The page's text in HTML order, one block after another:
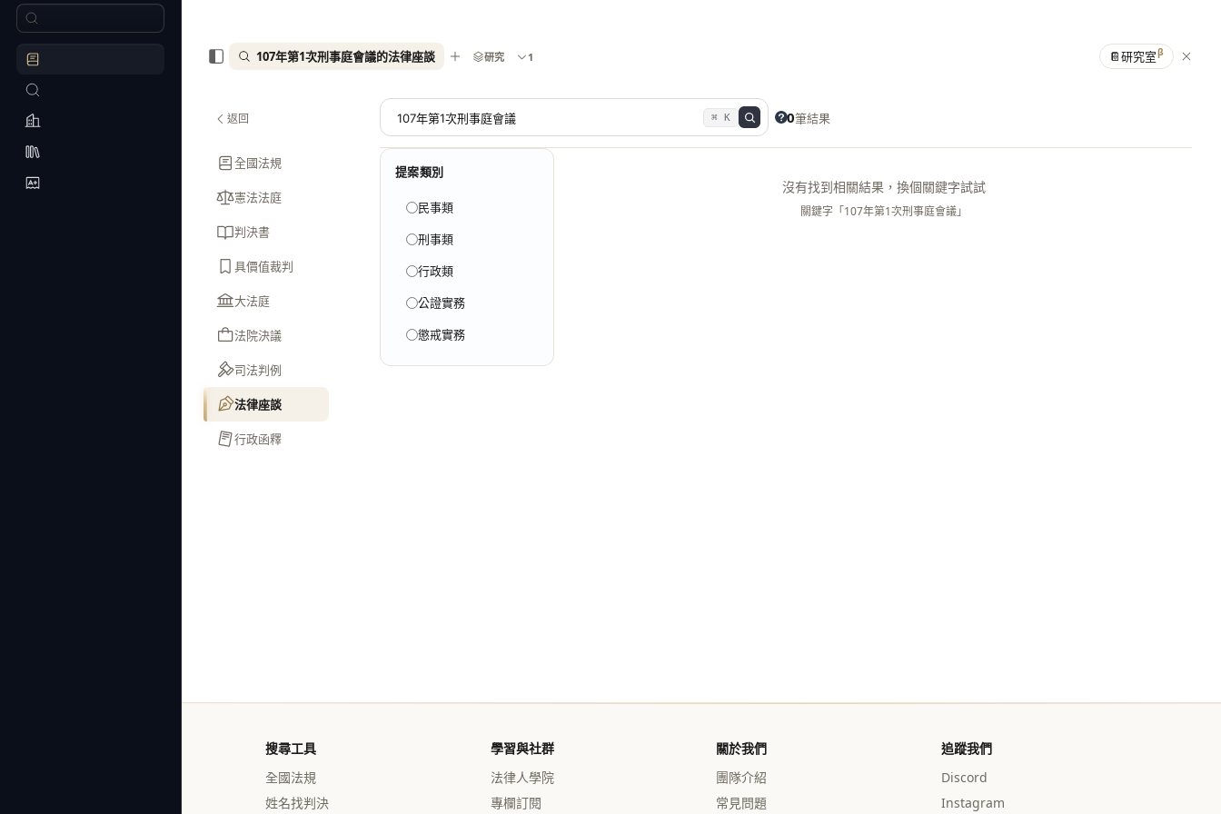
返回
全國法規
憲法法庭
判決書
具價值裁判
大法庭
法院決議
司法判例
法律座談
行政函釋
⌘ K 0筆結果
提案類別
民事類
刑事類
行政類
公證實務
懲戒實務
沒有找到相關結果，換個關鍵字試試
關鍵字「107年第1次刑事庭會議」
搜尋工具
全國法規
姓名找判決
學習與社群
法律人學院
專欄訂閱
關於我們
團隊介紹
常見問題
追蹤我們
Discord
Instagram
107年第1次刑事庭會議的法律座談 研究 1 📔研究室β